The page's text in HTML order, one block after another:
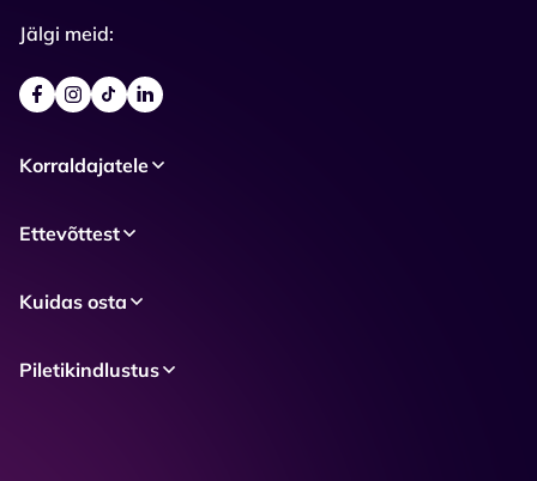
Jälgi meid:
Korraldajatele
Ettevõttest
Kuidas osta
Piletikindlustus